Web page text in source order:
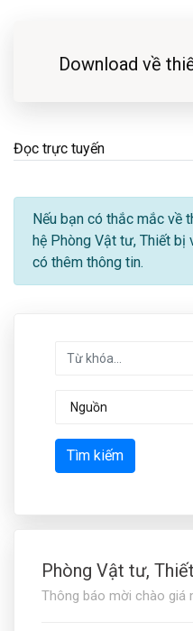
Download về
Đọc trực tuyến
Nếu bạn có thắc mắc về
hệ Phòng Vật tư, Thiết bị
có thêm thông tin.
Tìm kiếm
Phòng Vật tư,
Thông báo mời chào giá